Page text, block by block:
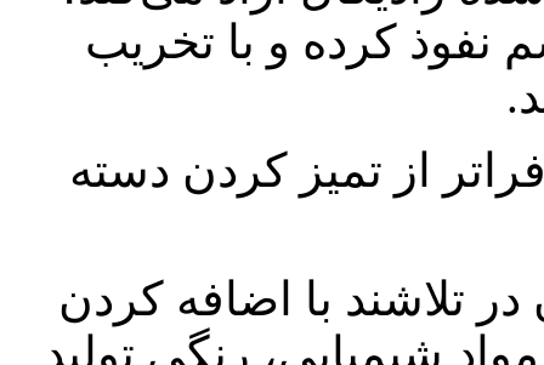
نفوذ کرده و با تخریب
از تمیز کردن دسته
تلاشند با اضافه کردن
شیمیایی، رنگی تولید